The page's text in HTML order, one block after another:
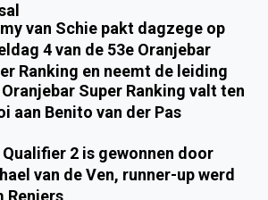
van Schie pakt dagzege op
4 van de 53e Oranjebar
Ranking en neemt de leiding
Oranjebar Super Ranking valt ten
aan Benito van der Pas
Qualifier 2 is gewonnen door
van de Ven, runner-up werd
Reniers